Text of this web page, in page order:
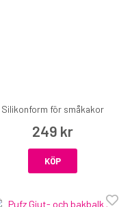
Silikonform för småkakor
249 kr
KÖP